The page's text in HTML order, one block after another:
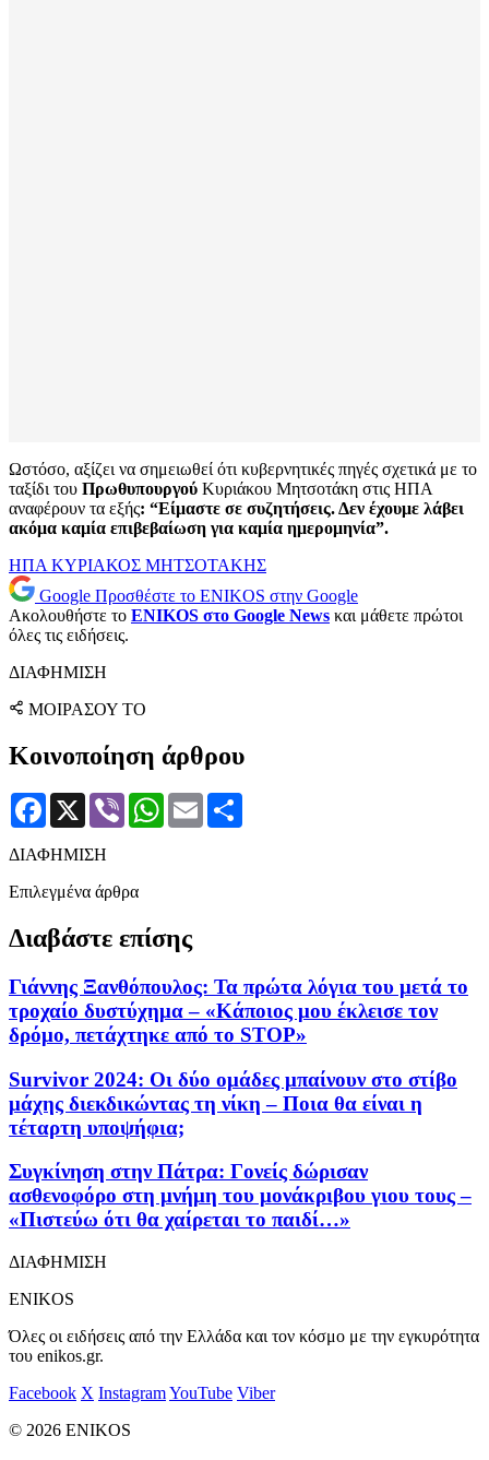
Ωστόσο, αξίζει να σημειωθεί ότι κυβερνητικές πηγές σχετικά με το
ταξίδι του Πρωθυπουργού Κυριάκου Μητσοτάκη στις ΗΠΑ
αναφέρουν τα εξής: “Είμαστε σε συζητήσεις. Δεν έχουμε λάβει
ακόμα καμία επιβεβαίωση για καμία ημερομηνία”.
ΗΠΑ ΚΥΡΙΑΚΟΣ ΜΗΤΣΟΤΑΚΗΣ
Google Προσθέστε το ENIKOS στην Google
Ακολουθήστε το ENIKOS στο Google News και μάθετε πρώτοι
όλες τις ειδήσεις.
ΔΙΑΦΗΜΙΣΗ
ΜΟΙΡΑΣΟΥ ΤΟ
Κοινοποίηση άρθρου
Facebook
X Viber WhatsApp
Email
ΔΙΑΦΗΜΙΣΗ
Επιλεγμένα άρθρα
Διαβάστε επίσης
Γιάννης Ξανθόπουλος: Τα πρώτα λόγια του μετά το
τροχαίο δυστύχημα – «Κάποιος μου έκλεισε τον
δρόμο, πετάχτηκε από το STOP»
Survivor 2024: Οι δύο ομάδες μπαίνουν στο στίβο
μάχης διεκδικώντας τη νίκη – Ποια θα είναι η
τέταρτη υποψήφια;
Συγκίνηση στην Πάτρα: Γονείς δώρισαν
ασθενοφόρο στη μνήμη του μονάκριβου γιου τους –
«Πιστεύω ότι θα χαίρεται το παιδί…»
ΔΙΑΦΗΜΙΣΗ
ENIKOS
Όλες οι ειδήσεις από την Ελλάδα και τον κόσμο με την εγκυρότητα
του enikos.gr.
Facebook X InstagramYouTube Viber
© 2026 ENIKOS